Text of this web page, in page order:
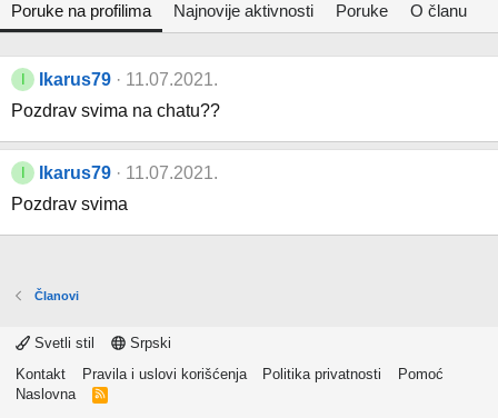
Poruke na profilima Najnovije aktivnosti Poruke O članu
Ikarus79
11.07.2021.
Pozdrav svima na chatu??
Ikarus79
11.07.2021.
Pozdrav svima
Članovi
Svetli stil
Srpski
Kontakt
Pravila i uslovi korišćenja Politika privatnosti
Pomoć
Naslovna
R